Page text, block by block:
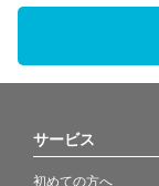
サービス
初めての方へ